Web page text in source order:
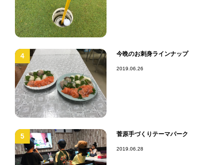
4 今晩のお刺身ラインナップ
2019.06.26
5 菅原手づくりテーマパーク
2019.06.28